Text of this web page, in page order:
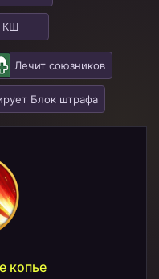
КШ
Лечит союзников
Блок штрафа
копье